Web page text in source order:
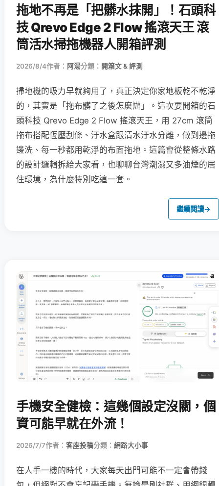
拖地不再是「把髒水抹開」！石頭科
技 Qrevo Edge 2 Flow 搖滾天王 滾
筒活水掃拖機器人開箱評測
2026/8/4作者： 阿湯分類： 開箱文 & 評測
掃地機的吸力早就夠用了，真正決定你家地板乾不乾淨
的，其實是「拖布髒了之後怎麼辦」。這次要開箱的石
頭科技 Qrevo Edge 2 Flow 搖滾天王，用 27cm 滾筒
拖布搭配恆壓刮條、汙水盒跟清水汙水分離，做到邊拖
邊洗、每一秒都用乾淨的布面拖地。這篇會從整條水路
的設計邏輯拆給大家看，也聊聊台灣潮濕又多油煙的居
住環境，為什麼特別吃這一套。
繼續閱讀→
手機安全健檢：這幾個設定沒關，個
資可能早就在外流！
2026/7/7作者： 客座投稿分類： 網路大小事
在人手一機的時代，大家每天出門可能不一定會帶錢